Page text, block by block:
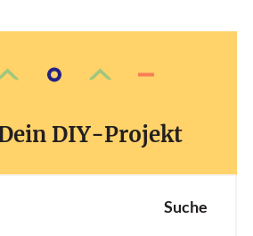
DIY-Projekt
Suche